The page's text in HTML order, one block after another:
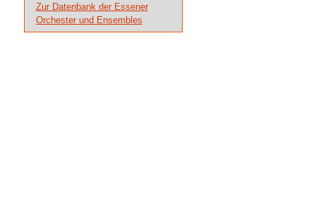
Zur Datenbank der Essener
Orchester und Ensembles